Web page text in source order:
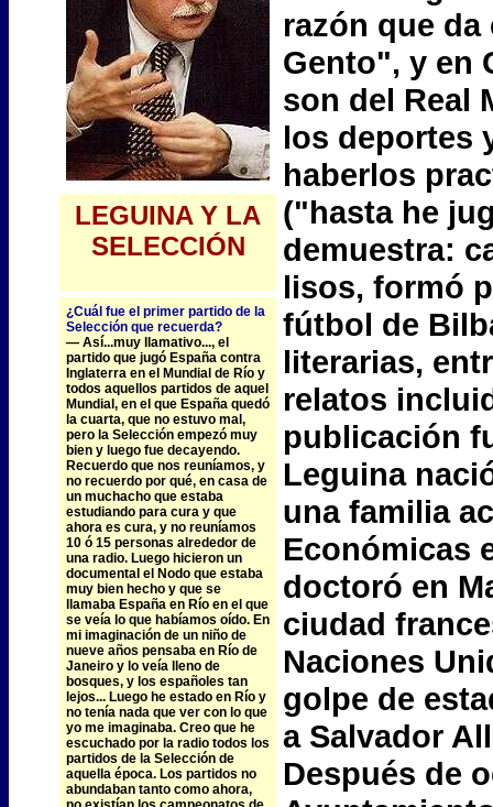
LEGUINA Y LA
SELECCIÓN
¿Cuál fue el primer partido de la
Selección que recuerda?
— Así...muy llamativo..., el
partido que jugó España contra
Inglaterra en el Mundial de Río y
todos aquellos partidos de aquel
Mundial, en el que España quedó
la cuarta, que no estuvo mal,
pero la Selección empezó muy
bien y luego fue decayendo.
Recuerdo que nos reuníamos, y
no recuerdo por qué, en casa de
un muchacho que estaba
estudiando para cura y que
ahora es cura, y no reuníamos
10 ó 15 personas alrededor de
una radio. Luego hicieron un
documental el Nodo que estaba
muy bien hecho y que se
llamaba España en Río en el que
se veía lo que habíamos oído. En
mi imaginación de un niño de
nueve años pensaba en Río de
Janeiro y lo veía lleno de
bosques, y los españoles tan
lejos... Luego he estado en Río y
no tenía nada que ver con lo que
yo me imaginaba. Creo que he
escuchado por la radio todos los
partidos de la Selección de
aquella época. Los partidos no
abundaban tanto como ahora,
razón que
Gento", y en
son del Real
los deportes
haberlos
("hasta he
demuestra:
lisos, formó
fútbol de
literarias,
relatos
publicación
Leguina
una familia
Económicas
doctoró en
ciudad
Naciones
golpe de
a Salvador
Después de